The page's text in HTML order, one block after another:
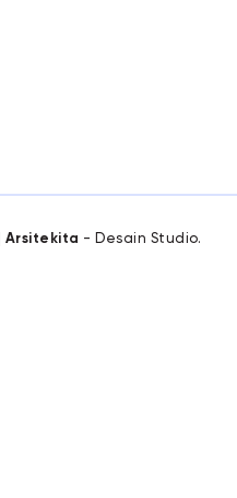
Arsitekita - Desain Studio.